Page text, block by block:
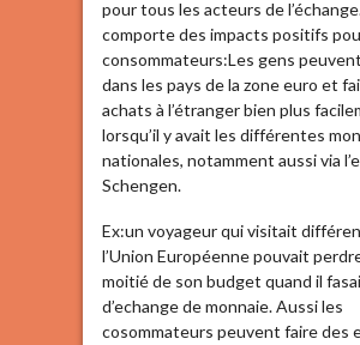
pour tous les acteurs de l’échange.
comporte des impacts positifs
consommateurs:Les gens
dans les pays de la zone euro et
achats à l’étranger bien plus
lorsqu’il y avait les différentes
nationales, notamment aussi via
Schengen.
Ex:un voyageur qui visitait
l’Union Européenne pouvait
moitié de son budget quand il
d’echange de monnaie. Aussi les
cosommateurs peuvent faire des